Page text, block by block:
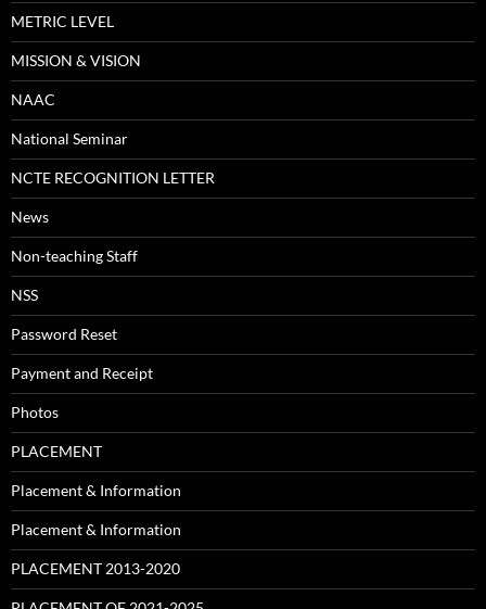
METRIC LEVEL
MISSION & VISION
NAAC
National Seminar
NCTE RECOGNITION LETTER
News
Non-teaching Staff
NSS
Password Reset
Payment and Receipt
Photos
PLACEMENT
Placement & Information
Placement & Information
PLACEMENT 2013-2020